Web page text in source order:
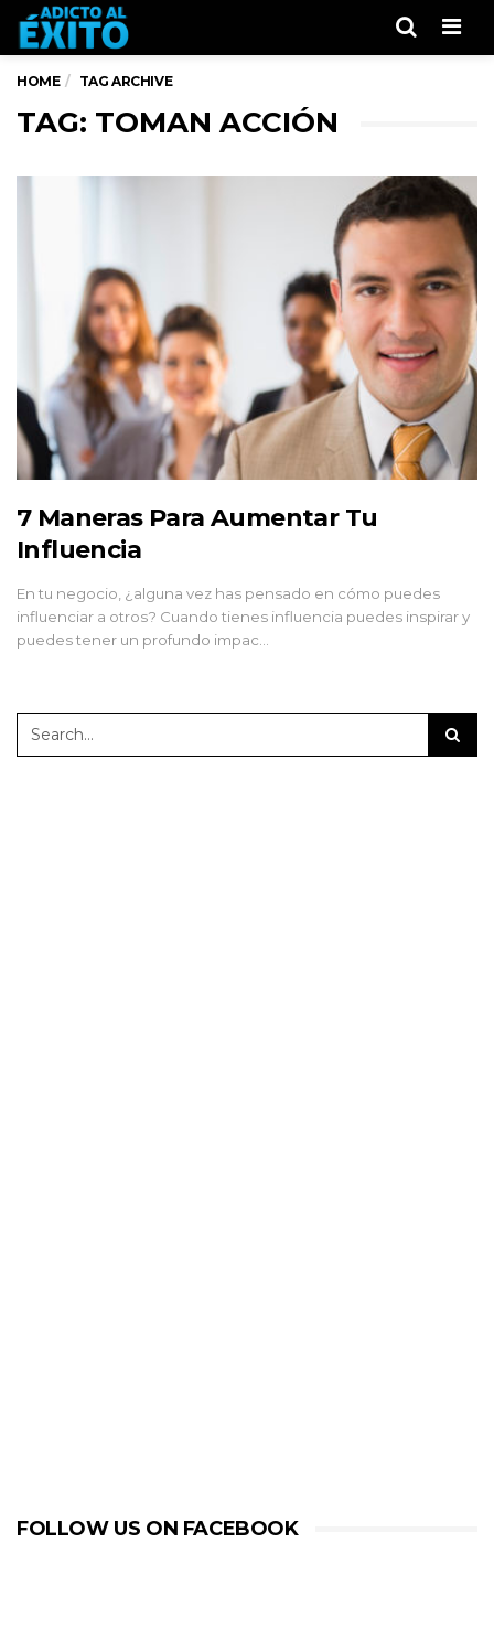
HOME TAG ARCHIVE
TAG: TOMAN ACCIÓN
7 Maneras Para Aumentar Tu
Influencia
En tu negocio, ¿alguna vez has pensado en cómo puedes
influenciar a otros? Cuando tienes influencia puedes inspirar y
puedes tener un profundo impac…
FOLLOW US ON FACEBOOK